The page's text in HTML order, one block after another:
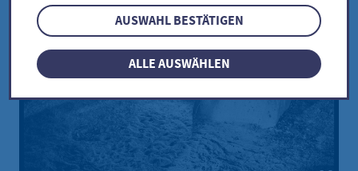
e
n
AUSWAHL BESTÄTIGEN
ALLE AUSWÄHLEN